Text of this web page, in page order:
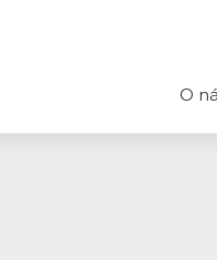
O